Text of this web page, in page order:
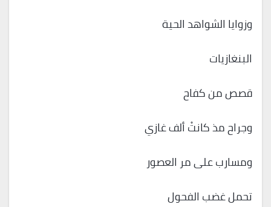
وزوايا الشواهد الحية
البنغازيات
قصص من كفاح
وجراح مذ كانتْ ألف غازي
ومسارب على مر العصور
تحمل غضب الفحول